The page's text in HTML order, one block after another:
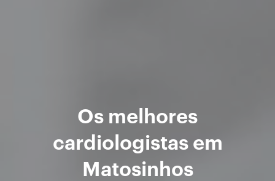
Os melhores
cardiologistas em
Matosinhos